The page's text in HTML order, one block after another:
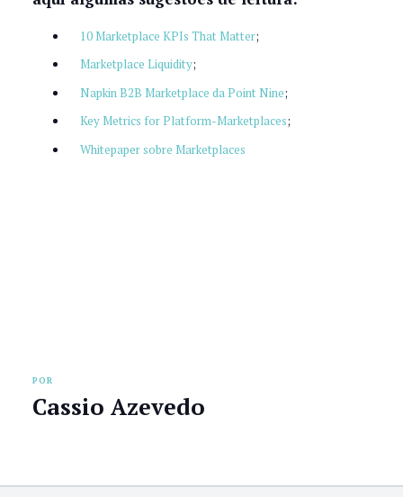
10 Marketplace KPIs That Matter;
Marketplace Liquidity;
Napkin B2B Marketplace da Point Nine;
Key Metrics for Platform-Marketplaces;
Whitepaper sobre Marketplaces
POR
Cassio Azevedo